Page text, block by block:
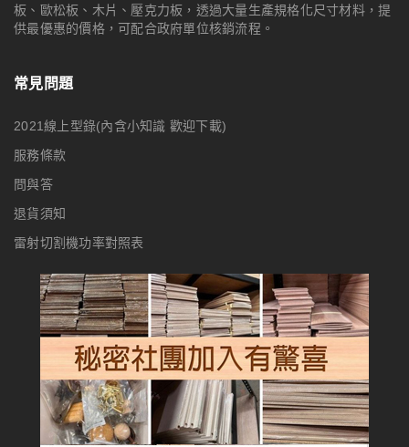
板、歐松板、木片、壓克力板，透過大量生產規格化尺寸材料，提
供最優惠的價格，可配合政府單位核銷流程。
常見問題
2021線上型錄(內含小知識 歡迎下載)
服務條款
問與答
退貨須知
雷射切割機功率對照表